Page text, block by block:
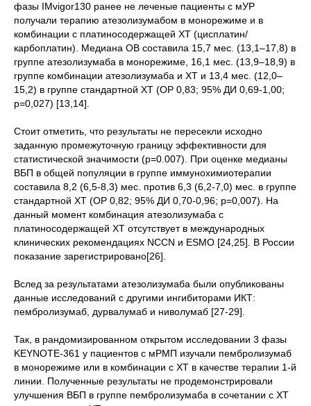
фазы IMvigor130 ранее не леченые пациенты с мУР
получали терапию атезолизумабом в монорежиме и в
комбинации с платиносодержащей ХТ (цисплатин/
карбоплатин). Медиана ОВ составила 15,7 мес. (13,1–17,8) в
группе атезолизумаба в монорежиме, 16,1 мес. (13,9–18,9) в
группе комбинации атезолизумаба и ХТ и 13,4 мес. (12,0–
15,2) в группе стандартной ХТ (ОР 0,83; 95% ДИ 0,69-1,00;
р=0,027) [13,14].
Стоит отметить, что результаты не пересекли исходно
заданную промежуточную границу эффективности для
статистической значимости (р=0.007). При оценке медианы
ВБП в общей популяции в группе иммунохимиотерапии
составила 8,2 (6,5-8,3) мес. против 6,3 (6,2-7,0) мес. в группе
стандартной ХТ (ОР 0,82; 95% ДИ 0,70-0,96; р=0,007). На
данный момент комбинация атезолизумаба с
платиносодержащей ХТ отсутствует в международных
клинических рекомендациях NCCN и ESMO [24,25]. В России
показание зарегистрировано[26].
Вслед за результатами атезолизумаба были опубликованы
данные исследований с другими ингибиторами ИКТ:
пембролизумаб, дурвалумаб и ниволумаб [27-29].
Так, в рандомизированном открытом исследовании 3 фазы
KEYNOTE-361 у пациентов с мРМП изучали пембролизумаб
в монорежиме или в комбинации с ХТ в качестве терапии 1-й
линии. Полученные результаты не продемонстрировали
улучшения ВБП в группе пембролизумаба в сочетании с ХТ